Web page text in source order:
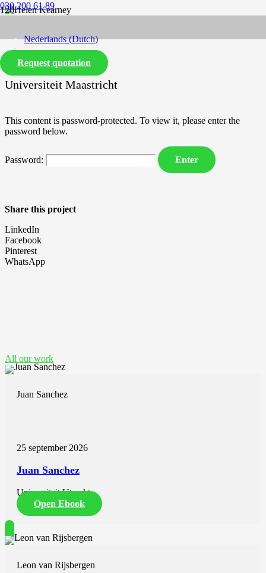
030 200 61 89
Nederlands(Dutch)
English
Request quotation
Universiteit Maastricht
This content is password-protected. To view it, please enter the
password below.
Password:
Share this project
LinkedIn
Facebook
Pinterest
WhatsApp
All our work
Juan Sanchez
25 september 2026
Juan Sanchez
Universiteit Utrecht
Open Ebook
Leon van Rijsbergen